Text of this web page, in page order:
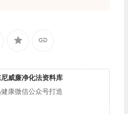
威廉净化法资料库
康微信公众号打造